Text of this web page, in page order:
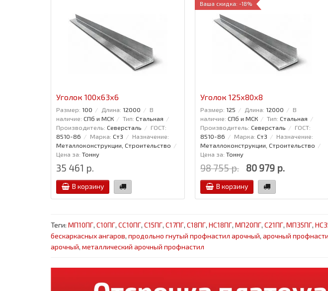
Уголок 100x63x6
Размер: 100 Длина: 12000
В
наличие: СПб и МСК Тип: Стальная
Производитель: Северсталь
ГОСТ:
8510-86
Марка: Ст3
Назначение:
Металлоконструкции, Строительство
Цена за: Тонну
35 461 р.
В корзину
Ваша скидка: -18%
Уголок 125x80x8
Размер: 125 Длина: 12000
В
наличие: СПб и МСК Тип: Стальная
Производитель: Северсталь
ГОСТ:
8510-86
Марка: Ст3
Назначение:
Металлоконструкции, Строительство
Цена за: Тонну
98 755 р. 80 979 р.
В корзину
Теги: МП10ПГ, С10ПГ, СС10ПГ, С15ПГ, С17ПГ, С18ПГ, НС18ПГ, МП20ПГ, С21ПГ, МП35ПГ,
бескаркасных ангаров, продольно гнутый профнастил арочный, арочный
арочный, металлический арочный профнастил